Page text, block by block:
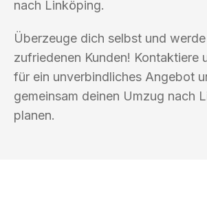
nach Linköping.
Überzeuge dich selbst und
zufriedenen Kunden! Kontaktiere
für ein unverbindliches Angebot
gemeinsam deinen Umzug nach
planen.